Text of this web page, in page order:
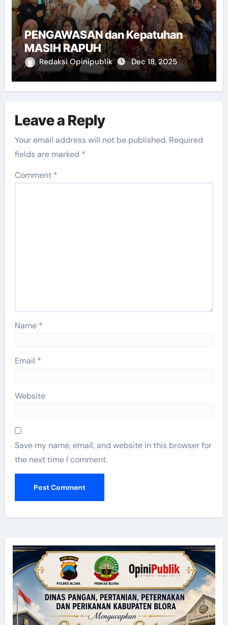
PENGAWASAN dan Kepatuhan
MASIH RAPUH
Redaksi Opinipublik Dec 18, 2025
Leave a Reply
Your email address will not be published. Required
fields are marked *
Comment *
Name *
Email *
Website
Save my name, email, and website in this browser for
the next time I comment.